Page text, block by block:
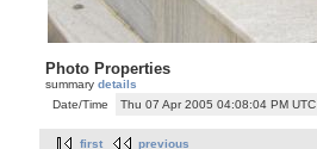
Photo Properties
summary details
Date/Time
Thu 07 Apr 2005 04:08:04 PM UTC
first previous